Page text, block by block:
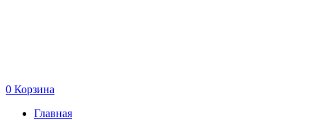
0 Корзина
Главная